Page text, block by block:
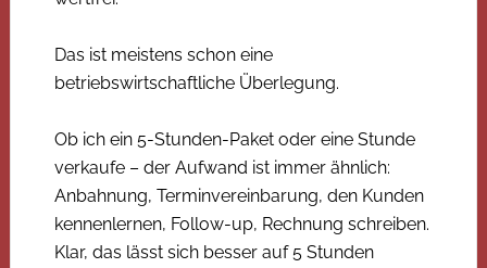
Das ist meistens schon eine
betriebswirtschaftliche Überlegung.
Ob ich ein 5-Stunden-Paket oder eine Stunde
verkaufe – der Aufwand ist immer ähnlich:
Anbahnung, Terminvereinbarung, den Kunden
kennenlernen, Follow-up, Rechnung schreiben.
Klar, das lässt sich besser auf 5 Stunden